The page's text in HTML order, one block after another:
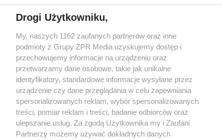
NAJNOWSZE NEWSY:
Drogi Użytkowniku,
My, naszych 1162 zaufanych partnerów oraz inne
podmioty z Grupy ZPR Media uzyskujemy dostęp i
przechowujemy informacje na urządzeniu oraz
przetwarzamy dane osobowe, takie jak unikalne
identyfikatory, standardowe informacje wysyłane przez
urządzenie czy dane przeglądania w celu zapewniania
spersonalizowanych reklam, wybór spersonalizowanych
treści, pomiar reklam i treści, badanie odbiorców oraz
ulepszanie usług. Za zgodą Użytkownika my i Zaufani
Partnerzy możemy używać dokładnych danych